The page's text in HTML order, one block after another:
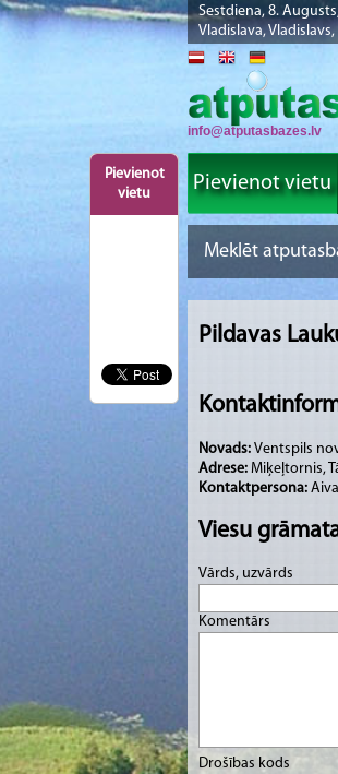
Sestdiena, 8.
Vladislava,
Pievienot
vietu
info@atputasbazes.lv
Pievienot vietu
Pildavas
Novads: Ventspils
Adrese: Miķeļtornis,
Kontaktpersona:
Viesu
Vārds, uzvārds
Komentārs
Drošības kods